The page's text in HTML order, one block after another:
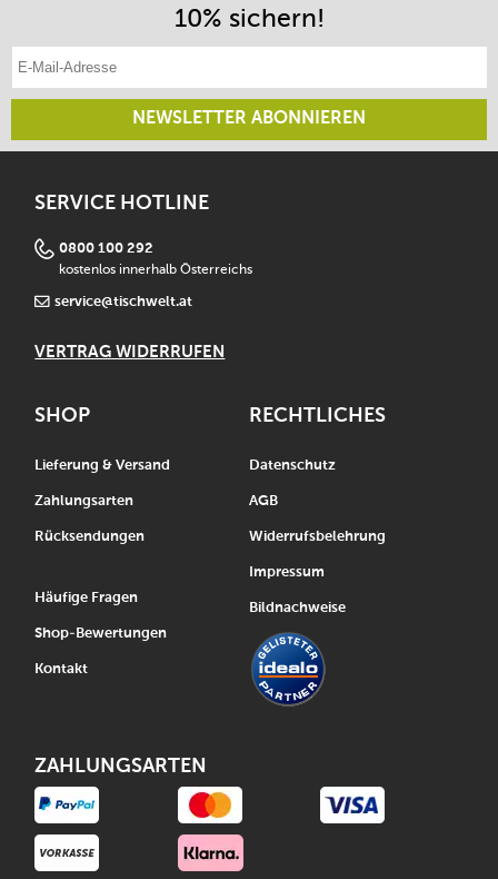
10% sichern!
E-Mail-Adresse eintragen
NEWSLETTER ABONNIEREN
SERVICE HOTLINE
0800 100 292
kostenlos innerhalb Österreichs
service@tischwelt.at
VERTRAG WIDERRUFEN
SHOP
Lieferung & Versand
Zahlungsarten
Rücksendungen
Häufige Fragen
Shop-Bewertungen
Kontakt
RECHTLICHES
Datenschutz
AGB
Widerrufsbelehrung
Impressum
Bildnachweise
ZAHLUNGSARTEN